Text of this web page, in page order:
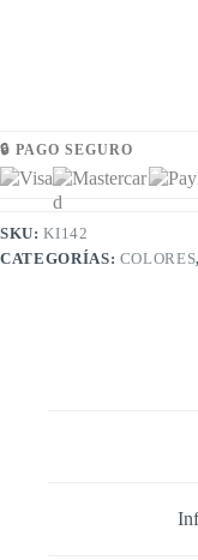
🔒 PAGO SEGURO
SKU:KI142
CATEGORÍAS: COLORES,